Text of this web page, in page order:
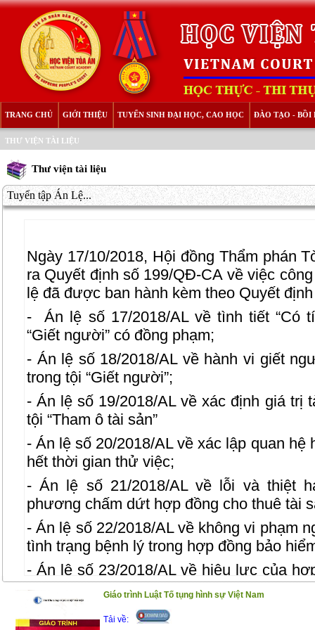
TRANG CHỦ GIỚI THIỆU TUYỂN SINH ĐẠI HỌC, CAO HỌC ĐÀO TẠO - BỒI
THƯ VIỆN TÀI LIỆU
Thư viện tài liệu
Tuyển tập Án Lệ...
Ngày 17/10/2018, Hội đồng Thẩm phán
ra Quyết định số 199/QĐ-CA về việc
lệ đã được ban hành kèm theo Quyết
- Án lệ số 17/2018/AL về tình tiết “Có
“Giết người” có đồng phạm;
- Án lệ số 18/2018/AL về hành vi giết
trong tội “Giết người”;
- Án lệ số 19/2018/AL về xác định giá trị
tội “Tham ô tài sản”
- Án lệ số 20/2018/AL về xác lập quan hệ
hết thời gian thử việc;
- Án lệ số 21/2018/AL về lỗi và thiệt
phương chấm dứt hợp đồng cho thuê tài
- Án lệ số 22/2018/AL về không vi phạm
tình trạng bệnh lý trong hợp đồng bảo
- Án lệ số 23/2018/AL về hiệu lực của
khi bên mua bảo hiểm không đóng phí
nghiệp bảo hiểm;
Giáo trình Luật Tố tụng hình sự Việt Nam
Tải về: